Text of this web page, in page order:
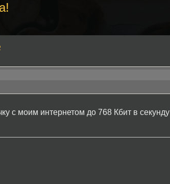
с моим интернетом до 768 Кбит в секунду